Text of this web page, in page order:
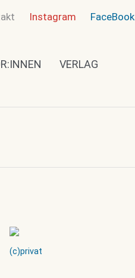
Instagram FaceBook
VERLAG
(c)privat